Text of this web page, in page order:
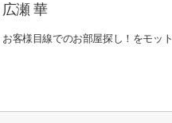
広瀬 華
お客様目線でのお部屋探し！をモッ